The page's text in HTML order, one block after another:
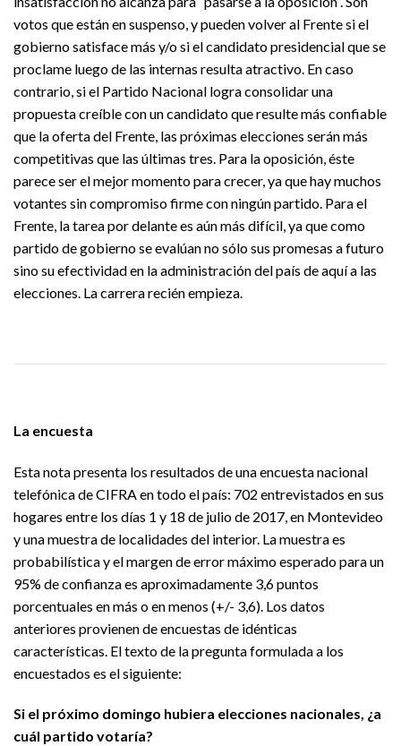
votos que están en suspenso, y pueden volver al Frente si el
gobierno satisface más y/o si el candidato presidencial que se
proclame luego de las internas resulta atractivo. En caso
contrario, si el Partido Nacional logra consolidar una
propuesta creíble con un candidato que resulte más confiable
que la oferta del Frente, las próximas elecciones serán más
competitivas que las últimas tres. Para la oposición, éste
parece ser el mejor momento para crecer, ya que hay muchos
votantes sin compromiso firme con ningún partido. Para el
Frente, la tarea por delante es aún más difícil, ya que como
partido de gobierno se evalúan no sólo sus promesas a futuro
sino su efectividad en la administración del país de aquí a las
elecciones. La carrera recién empieza.
La encuesta
Esta nota presenta los resultados de una encuesta nacional
telefónica de CIFRA en todo el país: 702 entrevistados en sus
hogares entre los días 1 y 18 de julio de 2017, en Montevideo
y una muestra de localidades del interior. La muestra es
probabilística y el margen de error máximo esperado para un
95% de confianza es aproximadamente 3,6 puntos
porcentuales en más o en menos (+/- 3,6). Los datos
anteriores provienen de encuestas de idénticas
características. El texto de la pregunta formulada a los
encuestados es el siguiente:
Si el próximo domingo hubiera elecciones nacionales, ¿a
cuál partido votaría?